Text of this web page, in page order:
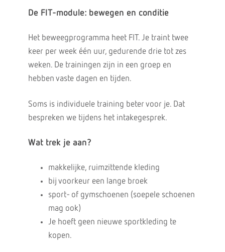
De FIT-module: bewegen en conditie
Het beweegprogramma heet FIT. Je traint twee
keer per week één uur, gedurende drie tot zes
weken. De trainingen zijn in een groep en
hebben vaste dagen en tijden.
Soms is individuele training beter voor je. Dat
bespreken we tijdens het intakegesprek.
Wat trek je aan?
makkelijke, ruimzittende kleding
bij voorkeur een lange broek
sport- of gymschoenen (soepele schoenen
mag ook)
Je hoeft geen nieuwe sportkleding te
kopen.